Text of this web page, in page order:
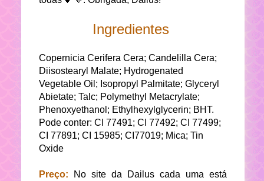
Ingredientes
Copernicia Cerifera Cera; Candelilla Cera;
Diisostearyl Malate; Hydrogenated
Vegetable Oil; Isopropyl Palmitate; Glyceryl
Abietate; Talc; Polymethyl Metacrylate;
Phenoxyethanol; Ethylhexylglycerin; BHT.
Pode conter: CI 77491; CI 77492; CI 77499;
CI 77891; CI 15985; CI77019; Mica; Tin
Oxide
Preço: No site da Dailus cada uma está